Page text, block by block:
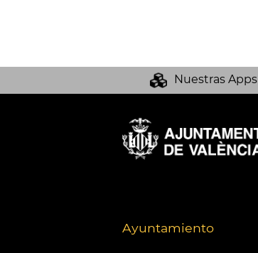
Nuestras Apps
Ayuntamiento